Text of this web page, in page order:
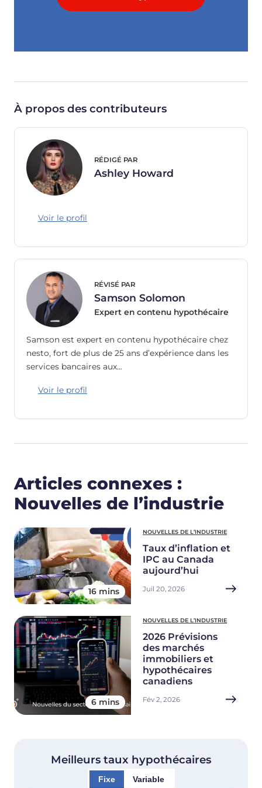
À propos des contributeurs
RÉDIGÉ PAR
Ashley Howard
Voir le profil
RÉVISÉ PAR
Samson Solomon
Expert en contenu hypothécaire
Samson est expert en contenu hypothécaire chez
nesto, fort de plus de 25 ans d’expérience dans les
services bancaires aux…
Voir le profil
Articles connexes :
Nouvelles de l’industrie
16 mins
NOUVELLES DE L’INDUSTRIE
Taux d’inflation et
IPC au Canada
aujourd’hui
Juil 20, 2026
6 mins
NOUVELLES DE L’INDUSTRIE
2026 Prévisions
des marchés
immobiliers et
hypothécaires
canadiens
Fév 2, 2026
Meilleurs taux hypothécaires
Fixe Variable